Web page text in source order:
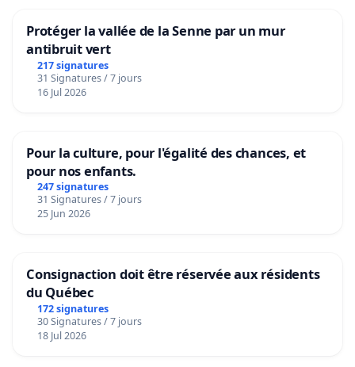
Protéger la vallée de la Senne par un mur
antibruit vert
217 signatures
31 Signatures / 7 jours
16 Jul 2026
Pour la culture, pour l'égalité des chances, et
pour nos enfants.
247 signatures
31 Signatures / 7 jours
25 Jun 2026
Consignaction doit être réservée aux résidents
du Québec
172 signatures
30 Signatures / 7 jours
18 Jul 2026